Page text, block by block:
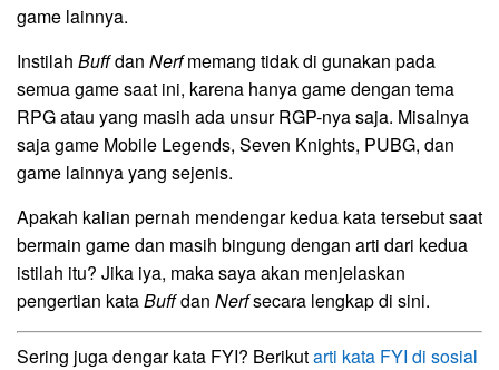
game lainnya.
Instilah Buffdan Nerfmemang tidak di gunakan pada
semua game saat ini, karena hanya game dengan tema
RPG atau yang masih ada unsur RGP-nya saja. Misalnya
saja game Mobile Legends, Seven Knights, PUBG, dan
game lainnya yang sejenis.
Apakah kalian pernah mendengar kedua kata tersebut saat
bermain game dan masih bingung dengan arti dari kedua
istilah itu? Jika iya, maka saya akan menjelaskan
pengertian kataBuffdan Nerfsecara lengkap di sini.
Sering juga dengar kata FYI? Berikutarti kata FYI di sosial